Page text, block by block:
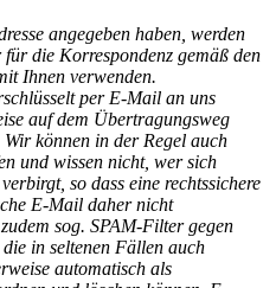
angegeben haben, werden
die Korrespondenz gemäß den
Ihnen verwenden.
per E-Mail an uns
auf dem Übertragungsweg
können in der Regel auch
und wissen nicht, wer sich
so dass eine rechtssichere
E-Mail daher nicht
sog. SPAM-Filter gegen
in seltenen Fällen auch
automatisch als